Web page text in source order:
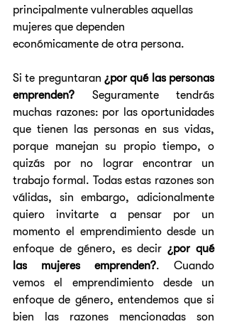
principalmente vulnerables aquellas
mujeres que dependen
económicamente de otra persona.
Si te preguntaran ¿por qué las personas
emprenden? Seguramente tendrás
muchas razones: por las oportunidades
que tienen las personas en sus vidas,
porque manejan su propio tiempo, o
quizás por no lograr encontrar un
trabajo formal. Todas estas razones son
válidas, sin embargo, adicionalmente
quiero invitarte a pensar por un
momento el emprendimiento desde un
enfoque de género, es decir ¿por qué
las mujeres emprenden?. Cuando
vemos el emprendimiento desde un
enfoque de género, entendemos que si
bien las razones mencionadas son